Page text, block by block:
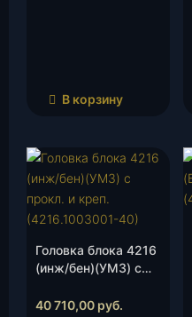
В корзину
Головка блока 4216
(инж/бен)(УМЗ) с
(4216.1003001-40),
40 710,00 руб.